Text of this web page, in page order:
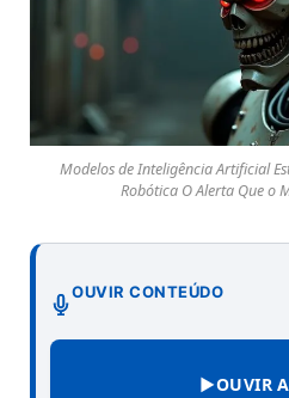
Modelos de Inteligência Artificial
Robótica O Alerta Que o
OUVIR CONTEÚDO
▶OUVIR